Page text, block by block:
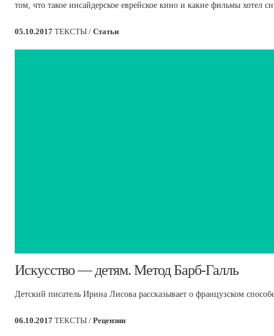
том, что такое инсайдерское еврейское кино и какие фильмы хотел
05.10.2017 ТЕКСТЫ / Статьи
​Искусство — детям. Метод Барб-Галль
Детский писатель Ирина Лисова рассказывает о французском
06.10.2017 ТЕКСТЫ / Рецензии